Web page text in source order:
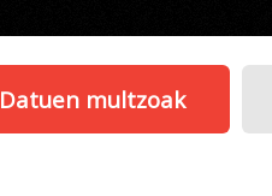
Datuen multzoak